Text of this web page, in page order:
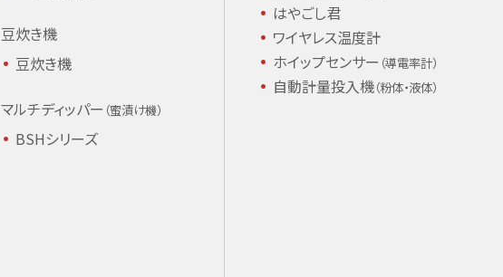
豆炊き機
豆炊き機
マルチディッパー （蜜漬け機）
BSHシリーズ
はやごし君
ワイヤレス温度計
ホイップセンサー （導電率計）
自動計量投入機（粉体・液体）